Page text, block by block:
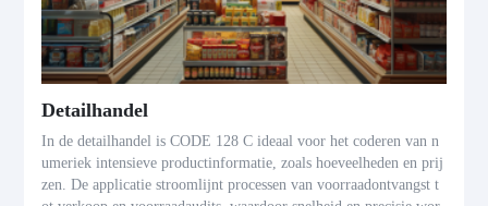
Detailhandel
In de detailhandel is CODE 128 C ideaal voor het coderen van n
umeriek intensieve productinformatie, zoals hoeveelheden en prij
zen. De applicatie stroomlijnt processen van voorraadontvangst t